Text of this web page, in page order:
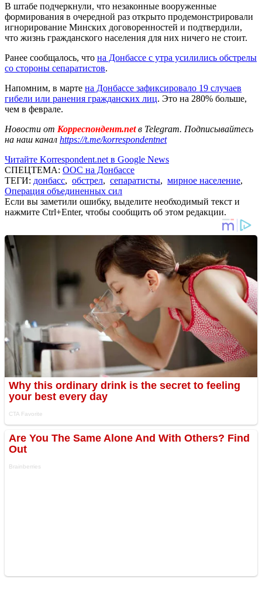
В штабе подчеркнули, что незаконные вооруженные
формирования в очередной раз открыто продемонстрировали
игнорирование Минских договоренностей и подтвердили,
что жизнь гражданского населения для них ничего не стоит.
Ранее сообщалось, что на Донбассе с утра усилились обстрелы
со стороны сепаратистов.
Напомним, в марте на Донбассе зафиксировало 19 случаев
гибели или ранения гражданских лиц. Это на 280% больше,
чем в феврале.
Новости от Корреспондент.netв Telegram. Подписывайтесь
на наш канал https://t.me/korrespondentnet
Читайте Korrespondent.net в Google News
СПЕЦТЕМА: ООС на Донбассе
ТЕГИ: донбасс, обстрел, сепаратисты, мирное население,
Операция объединенных сил
Если вы заметили ошибку, выделите необходимый текст и
нажмите Ctrl+Enter, чтобы сообщить об этом редакции.